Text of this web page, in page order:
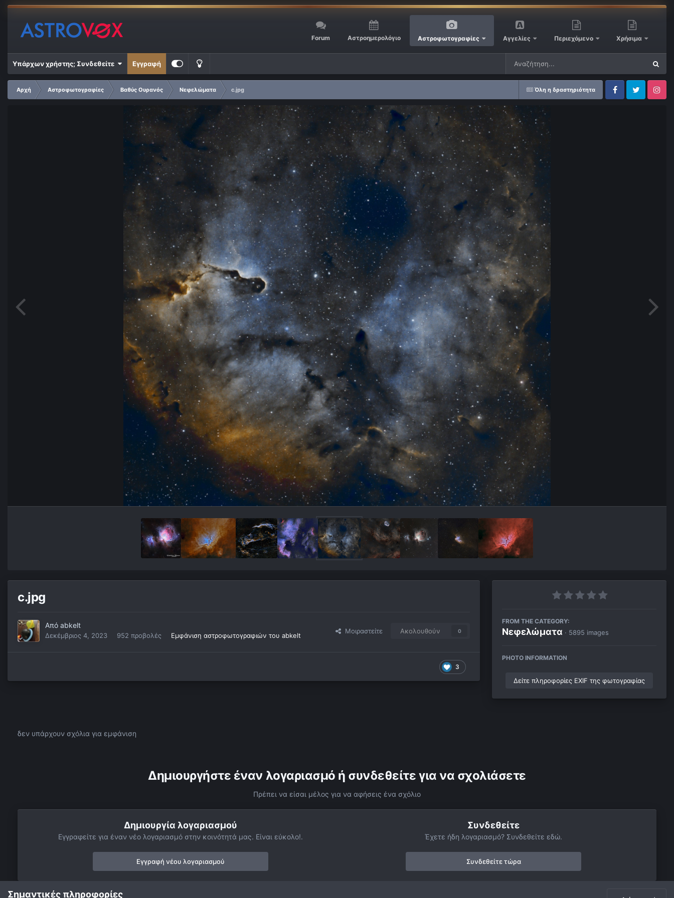
Forum Αστροημερολόγιο Αστροφωτογραφίες Αγγελίες Περιεχόμενο Χρήσιμα
Υπάρχων χρήστης; Συνδεθείτε Εγγραφή
Όλη η δραστηριότητα
Αρχή Αστροφωτογραφίες Βαθύς Ουρανός Νεφελώματα
c.jpg
FacebookTwitter Instagram
c.jpg
Από abkelt
Δεκέμβριος 4, 2023 952 προβολές Εμφάνιση αστροφωτογραφιών του abkelt
Μοιραστείτε Ακολουθούν 0
3
FROM THE CATEGORY:
Νεφελώματα · 5895 images
PHOTO INFORMATION
Δείτε πληροφορίες EXIF της φωτογραφίας
δεν υπάρχουν σχόλια για εμφάνιση
Δημιουργήστε έναν λογαριασμό ή συνδεθείτε για να σχολιάσετε
Πρέπει να είσαι μέλος για να αφήσεις ένα σχόλιο
Δημιουργία λογαριασμού
Εγγραφείτε για έναν νέο λογαριασμό στην κοινότητά μας. Είναι εύκολο!.
Εγγραφή νέου λογαριασμού
Συνδεθείτε
Έχετε ήδη λογαριασμό? Συνδεθείτε εδώ.
Συνδεθείτε τώρα
Σημαντικές πληροφορίες